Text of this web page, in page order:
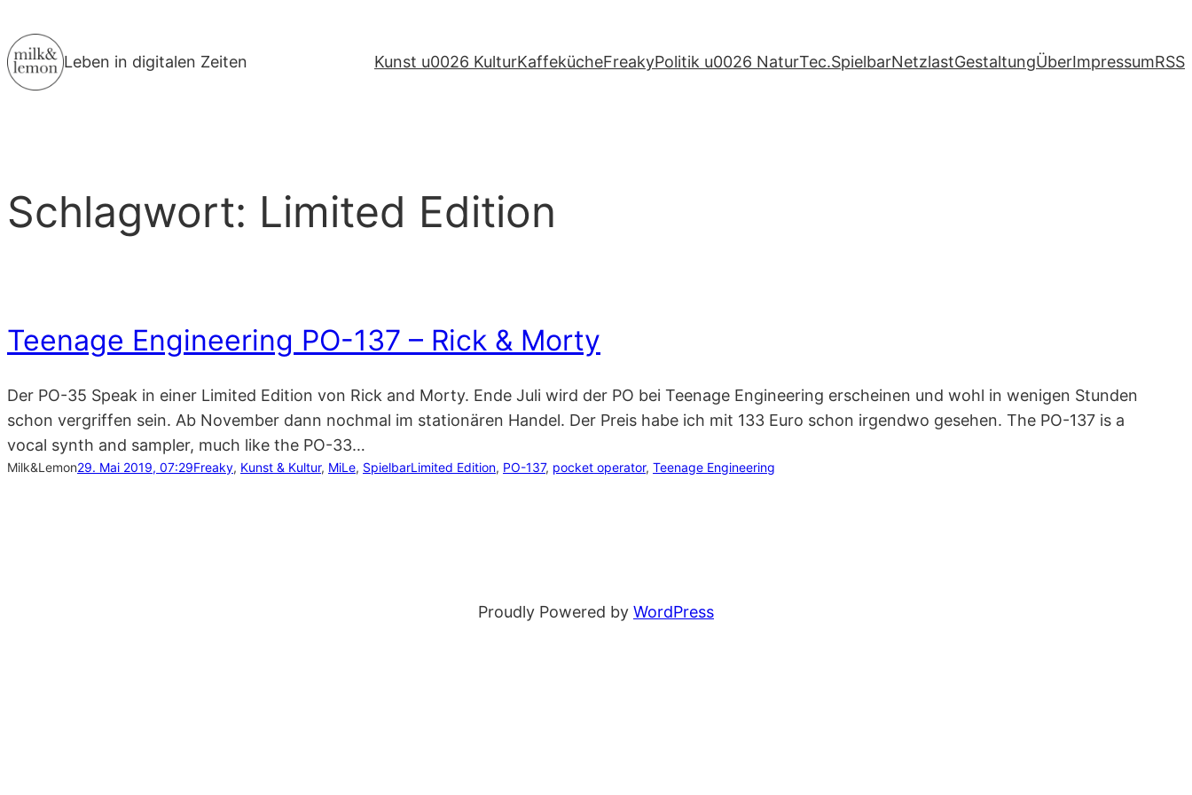
Inhalt
springenLeben in digitalen Zeiten Kunst u0026 KulturKaffekücheFreakyPolitik u0026 NaturTec.SpielbarNetzlastGestaltungÜberImpressumRSS
Schlagwort: Limited Edition
Teenage Engineering PO-137 – Rick & Morty
Der PO-35 Speak in einer Limited Edition von Rick and Morty. Ende Juli wird der PO bei Teenage Engineering erscheinen und wohl in wenigen Stunden
schon vergriffen sein. Ab November dann nochmal im stationären Handel. Der Preis habe ich mit 133 Euro schon irgendwo gesehen. The PO-137 is a
vocal synth and sampler, much like the PO-33…
Milk&Lemon29. Mai 2019, 07:29Freaky, Kunst & Kultur, MiLe, SpielbarLimited Edition, PO-137, pocket operator, Teenage Engineering
Proudly Powered by WordPress